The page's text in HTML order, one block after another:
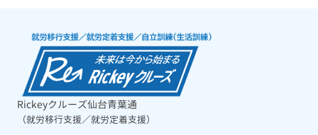
Rickeyクルーズ仙台青葉通
（就労移行支援／就労定着支援）